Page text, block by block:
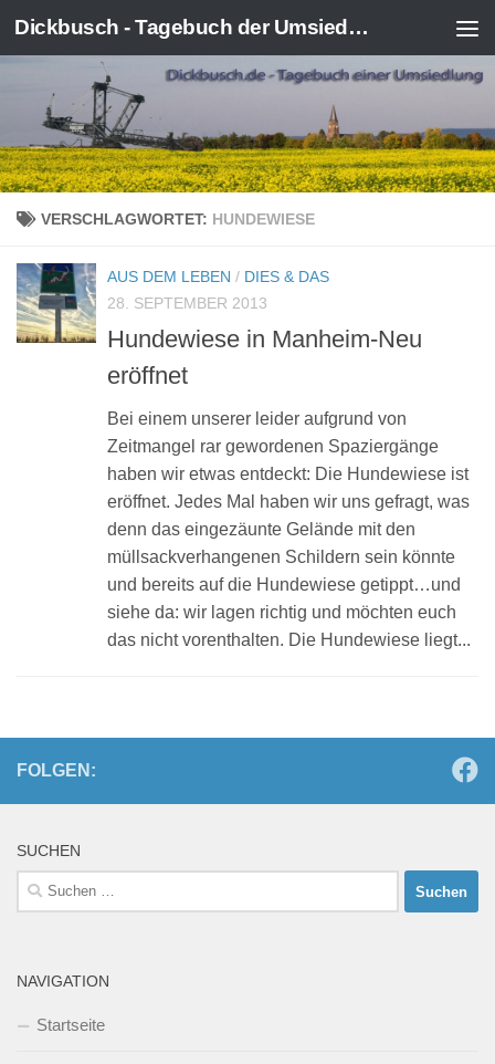
Zum Inhalt springen Dickbusch - Tagebuch der Umsiedlung von Kerpen-Manheim
VERSCHLAGWORTET: HUNDEWIESE
AUS DEM LEBEN / DIES & DAS
28. SEPTEMBER 2013
Hundewiese in Manheim-Neu
eröffnet
Bei einem unserer leider aufgrund von
Zeitmangel rar gewordenen Spaziergänge
haben wir etwas entdeckt: Die Hundewiese ist
eröffnet. Jedes Mal haben wir uns gefragt, was
denn das eingezäunte Gelände mit den
müllsackverhangenen Schildern sein könnte
und bereits auf die Hundewiese getippt…und
siehe da: wir lagen richtig und möchten euch
das nicht vorenthalten. Die Hundewiese liegt...
FOLGEN:
SUCHEN
Suchen
nach:
NAVIGATION
Startseite